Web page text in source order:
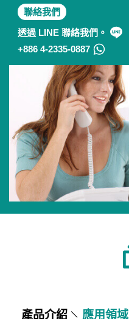
聯絡我們
透過 LINE 聯絡我們。
+886 4-2335-0887
產品介紹 應用領域